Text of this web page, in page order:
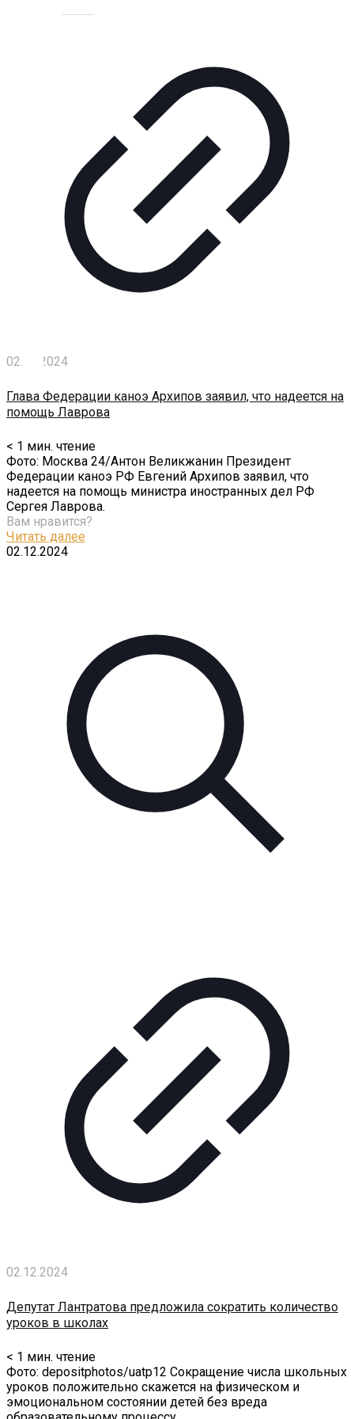
Технологии
читателя
Блокчейн
О
нас
Помощь
проекту
02.12.2024
Глава Федерации каноэ Архипов заявил, что надеется на
помощь Лаврова
< 1 мин. чтение
Фото: Москва 24/Антон Великжанин Президент
Федерации каноэ РФ Евгений Архипов заявил, что
надеется на помощь министра иностранных дел РФ
Сергея Лаврова.
Вам нравится?
Читать далее
02.12.2024
02.12.2024
Депутат Лантратова предложила сократить количество
уроков в школах
< 1 мин. чтение
Фото: depositphotos/uatp12 Сокращение числа школьных
уроков положительно скажется на физическом и
эмоциональном состоянии детей без вреда